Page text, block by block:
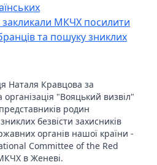
закликали МКЧХ посилити
та пошуку зниклих
Наталя Кравцова за
"Вояцький визвіл"
родин
безвісти захисників
органів нашої країни -
Committee of the Red
в Женеві.